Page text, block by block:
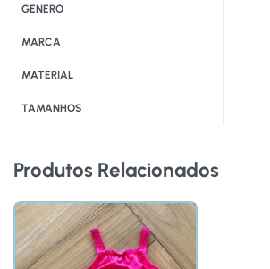
GENERO
MARCA
MATERIAL
TAMANHOS
Produtos Relacionados